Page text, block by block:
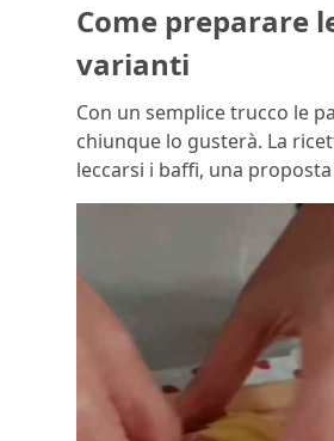
Come preparare
varianti
Con un semplice trucco le
chiunque lo gusterà. La
leccarsi i baffi, una